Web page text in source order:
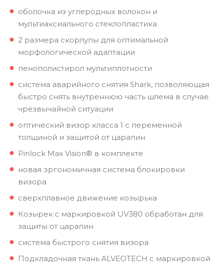
оболочка из углеродных волокон и
мультиаксиального стеклопластика
2 размера скорлупы для оптимальной
морфологической адаптации
пенополистирол мультиплотности
система аварийного снятия Shark, позволяющая
быстро снять внутреннюю часть шлема в случае
чрезвычайной ситуации
оптический визор класса 1 с переменной
толщиной и защитой от царапин
Pinlock Max Vision® в комплекте
новая эргономичная система блокировки
визора
сверхплавное движение козырька
Козырек с маркировкой UV380 обработан для
защиты от царапин
система быстрого снятия визора
Подкладочная ткань ALVEOTECH с маркировкой